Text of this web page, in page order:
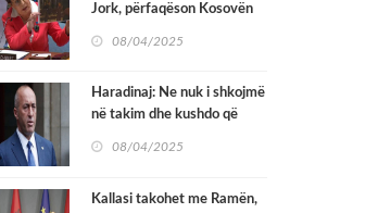
Jork, përfaqëson Kosovën
08/04/2025
Haradinaj: Ne nuk i shkojmë
në takim dhe kushdo që
08/04/2025
Kallasi takohet me Ramën,